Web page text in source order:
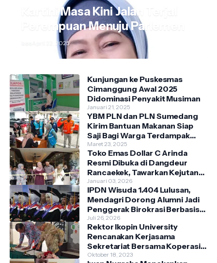
Kartini Masa Kini Jalan Terjal
Perempuan Menuju Parlemen
April 22, 2025
Kunjungan ke Puskesmas
Cimanggung Awal 2025
Didominasi Penyakit Musiman
Januari 21, 2025
YBM PLN dan PLN Sumedang
Kirim Bantuan Makanan Siap
Saji Bagi Warga Terdampak
Banjir Kecamatan Cimanggung
Maret 23, 2025
Toko Emas Dollar C Arinda
Resmi Dibuka di Dangdeur
Rancaekek, Tawarkan Kejutan
Spesial Grand Opening
Januari 03, 2026
IPDN Wisuda 1.404 Lulusan,
Mendagri Dorong Alumni Jadi
Penggerak Birokrasi Berbasis
Pengetahuan
Juli 26, 2026
Rektor Ikopin University
Rencanakan Kerjasama
Sekretariat Bersama Koperasi
Indonesia
Oktober 18, 2023